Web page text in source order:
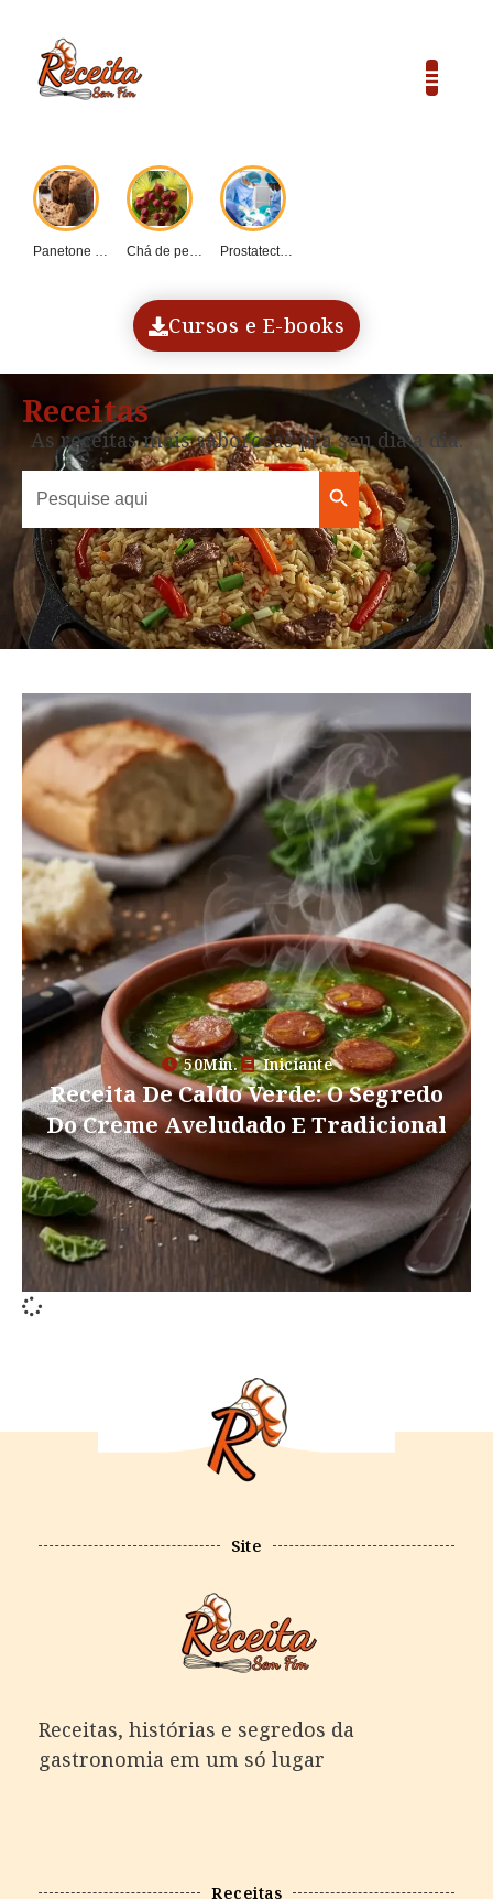
Panetone caseiro vs.... Chá de pequi:... Prostatectomia: Guia completo...
Cursos e E-books
Receitas
As receitas mais saborosas pra seu dia a dia.
Search
for: Search Button
50Min. Iniciante
Receita De Caldo Verde: O Segredo
Do Creme Aveludado E Tradicional
Site
Receitas, histórias e segredos da
gastronomia em um só lugar
Receitas